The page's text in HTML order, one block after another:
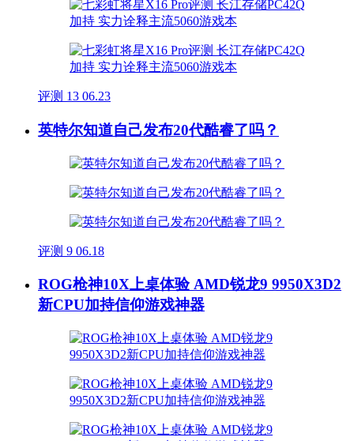
评测 13 06.23
英特尔知道自己发布20代酷睿了吗？
评测 9 06.18
ROG枪神10X上桌体验 AMD锐龙9 9950X3D2
新CPU加持信仰游戏神器